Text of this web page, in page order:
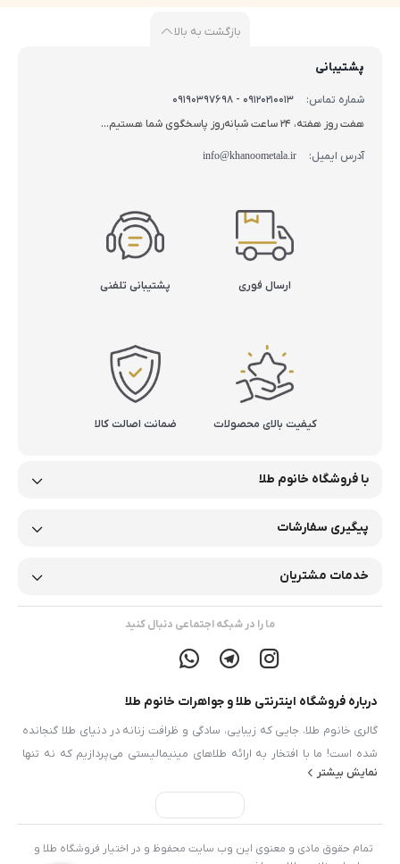
بازگشت به بالا
پشتیبانی
شماره تماس:
09120210013 - 09190397698
هفت روز هفته، 24 ساعت شبانه‌روز پاسخگوی شما هستیم...
آدرس ایمیل: info@khanoometala.ir
ارسال فوری پشتیبانی تلفنی
کیفیت بالای محصولات ضمانت اصالت کالا
با فروشگاه خانوم طلا
پیگیری سفارشات
خدمات مشتریان
ما را در شبکه اجتماعی دنبال کنید
درباره فروشگاه اینترنتی طلا و جواهرات خانوم طلا
گالری خانوم طلا، جایی که زیبایی، سادگی و ظرافت زنانه در دنیای طلا گنجانده
شده است! ما با افتخار به ارائه طلاهای مینیمالیستی می‌پردازیم که نه تنها
زیبایی خاصی دارند، بلکه با طراحی‌های ظریف و شیک خود، به راحتی با هر
سلیقه‌ای سازگار می‌شوند. گالری خانوم طلا در شهر زیبا و تاریخی شیراز واقع
شده است، شهری که طبیعت خیره کننده، فرهنگ غنی، شعر و عشق را در بر
دارد، به قول شاعر شیرازی “هر جا که دل باشد، خوشی هم هست”، ما نیز با دل
نمایش بیشتر
تمام حقوق مادی و معنوی این وب سایت محفوظ و در اختیار فروشگاه طلا و